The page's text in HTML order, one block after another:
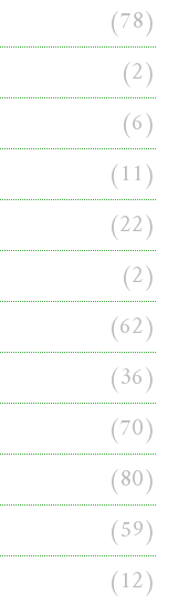
(78)
(2)
(6)
(11)
(22)
(2)
(62)
(36)
(70)
(80)
(59)
(12)